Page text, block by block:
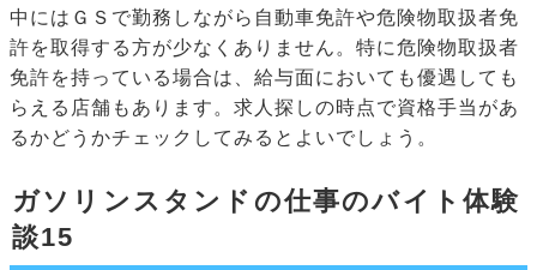
中にはＧＳで勤務しながら自動車免許や危険物取扱者免
許を取得する方が少なくありません。特に危険物取扱者
免許を持っている場合は、給与面においても優遇しても
らえる店舗もあります。求人探しの時点で資格手当があ
るかどうかチェックしてみるとよいでしょう。
ガソリンスタンドの仕事のバイト体験
談15